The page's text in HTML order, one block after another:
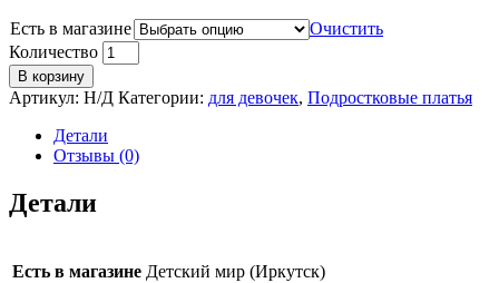
Есть в магазине
Очистить
Количество
В корзину
Артикул: Н/Д Категории: для девочек, Подростковые платья
Детали
Отзывы (0)
Детали
Есть в магазине Детский мир (Иркутск)